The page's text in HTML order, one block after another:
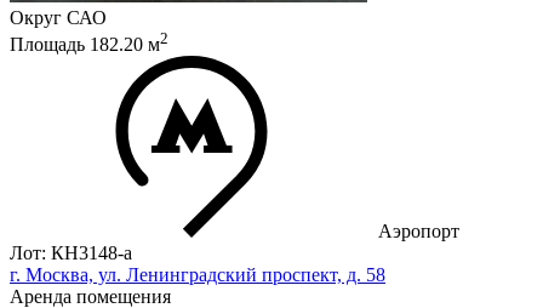
Округ САО
Площадь 182.20 м2
Аэропорт
Лот: КН3148-a
г. Москва, ул. Ленинградский проспект, д. 58
Аренда помещения